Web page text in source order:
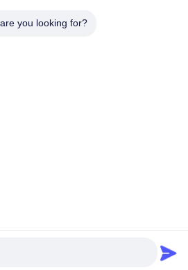
YUHUA PLAYING CARDS
て 権利は保護されています.
you looking for?